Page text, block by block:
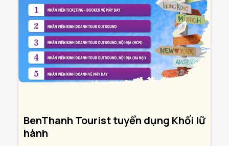
BenThanh Tourist tuyển dụng Khối lữ
hành